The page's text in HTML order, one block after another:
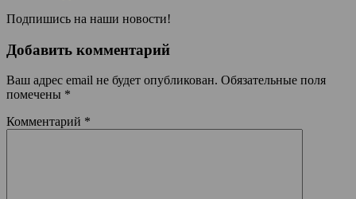
Подпишись на наши новости!
Добавить комментарий
Ваш адрес email не будет опубликован. Обязательные поля
помечены *
Комментарий *